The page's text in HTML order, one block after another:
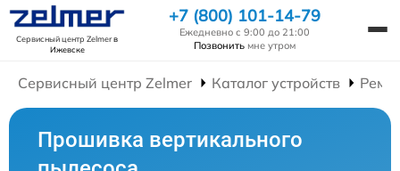
Сервисный центр Zelmerв
Ижевске
+7 (800) 101-14-79
Ежедневно с 9:00 до 21:00
Позвонить мне утром
Сервисный центр Zelmer Каталог устройств
Прошивка вертикального